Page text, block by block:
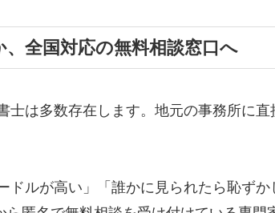
全国対応の無料相談窓口へ
士は多数存在します。地元の事務所に直
ドルが高い」「誰かに見られたら恥ず